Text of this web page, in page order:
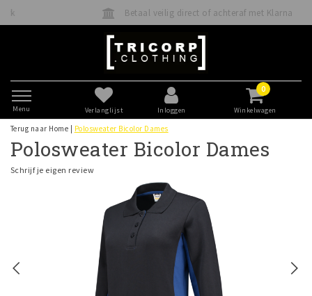
Betaal veilig direct of achteraf met Klarna
Menu Verlanglijst Inloggen
0
Winkelwagen
Terug naar Home Polosweater Bicolor Dames
Polosweater Bicolor Dames
Schrijf je eigen review